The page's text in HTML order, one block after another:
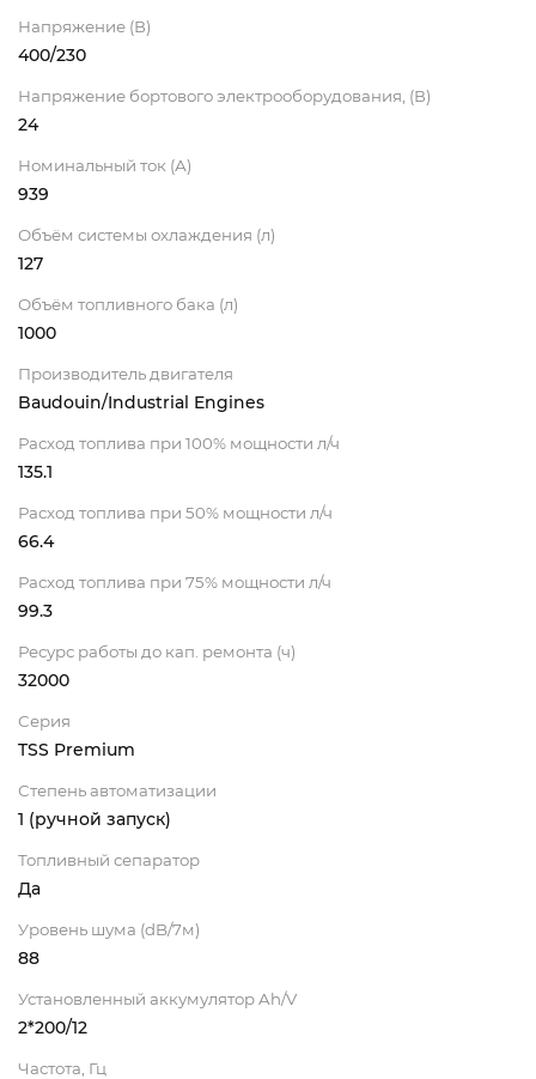
Напряжение (В)
400/230
Напряжение бортового электрооборудования, (В)
24
Номинальный ток (А)
939
Объём системы охлаждения (л)
127
Объём топливного бака (л)
1000
Производитель двигателя
Baudouin/Industrial Engines
Расход топлива при 100% мощности л/ч
135.1
Расход топлива при 50% мощности л/ч
66.4
Расход топлива при 75% мощности л/ч
99.3
Ресурс работы до кап. ремонта (ч)
32000
Серия
TSS Premium
Степень автоматизации
1 (ручной запуск)
Топливный сепаратор
Да
Уровень шума (dB/7м)
88
Установленный аккумулятор Ah/V
2*200/12
Частота, Гц